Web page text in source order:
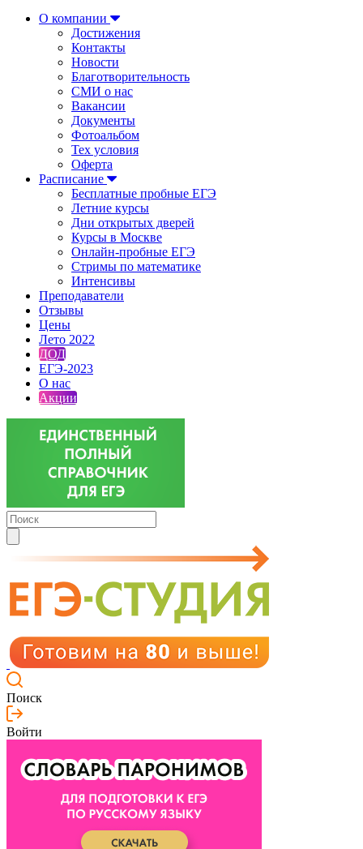
О компании
Достижения
Контакты
Новости
Благотворительность
СМИ о нас
Вакансии
Документы
Фотоальбом
Тех условия
Оферта
Расписание
Бесплатные пробные ЕГЭ
Летние курсы
Дни открытых дверей
Курсы в Москве
Онлайн-пробные ЕГЭ
Стримы по математике
Интенсивы
Преподаватели
Отзывы
Цены
Лето 2022
ДОД
ЕГЭ-2023
О нас
Акции
Поиск
Войти